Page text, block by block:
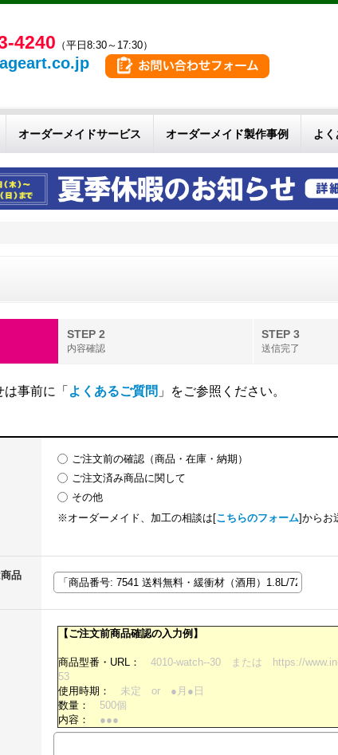
4240 （平日8:30～17:30）
オーダーメイドサービス オーダーメイド製作事例 よ
STEP 2
内容確認
STEP 3
送信完了
事前に「 よくあるご質問 」をご参照ください。
ご注文前の確認（商品・在庫・納期）
ご注文済み商品に関して
その他
※オーダーメイド、加工の相談は[こちらのフォーム]からお
品
【ご注文前商品確認の入力例】
商品型番・URL： 4010-watch--30 または https://
53
使用時期： 未定 or ●月●日
数量： 500個
内容： ●●●